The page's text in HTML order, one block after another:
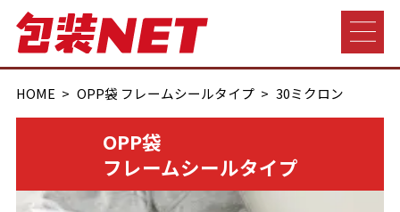
HOME OPP袋 フレームシールタイプ 30ミクロン
OPP袋
フレームシールタイプ